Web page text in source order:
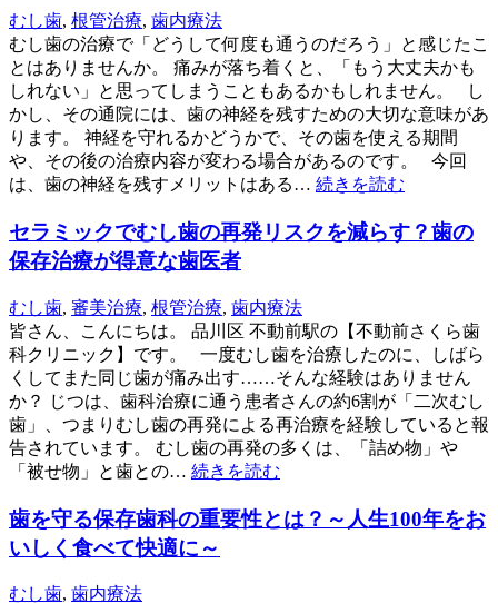
むし歯, 根管治療, 歯内療法
むし歯の治療で「どうして何度も通うのだろう」と感じたこ
とはありませんか。 痛みが落ち着くと、「もう大丈夫かも
しれない」と思ってしまうこともあるかもしれません。 し
かし、その通院には、歯の神経を残すための大切な意味があ
ります。 神経を守れるかどうかで、その歯を使える期間
や、その後の治療内容が変わる場合があるのです。 今回
は、歯の神経を残すメリットはある… 続きを読む
セラミックでむし歯の再発リスクを減らす？歯の
保存治療が得意な歯医者
むし歯, 審美治療, 根管治療, 歯内療法
皆さん、こんにちは。 品川区 不動前駅の【不動前さくら歯
科クリニック】です。 一度むし歯を治療したのに、しばら
くしてまた同じ歯が痛み出す……そんな経験はありません
か？ じつは、歯科治療に通う患者さんの約6割が「二次むし
歯」、つまりむし歯の再発による再治療を経験していると報
告されています。 むし歯の再発の多くは、「詰め物」や
「被せ物」と歯との… 続きを読む
歯を守る保存歯科の重要性とは？～人生100年をお
いしく食べて快適に～
むし歯, 歯内療法